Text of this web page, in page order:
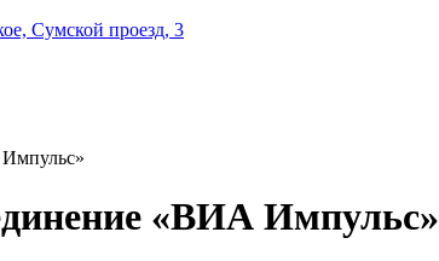
Сумской проезд, 3
«ВИА Импульс»